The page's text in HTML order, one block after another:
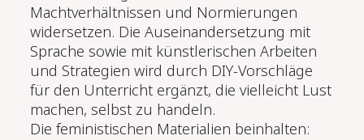
Machtverhältnissen und Normierungen
widersetzen. Die Auseinandersetzung mit
Sprache sowie mit künstlerischen Arbeiten
und Strategien wird durch DIY-Vorschläge
für den Unterricht ergänzt, die vielleicht Lust
machen, selbst zu handeln.
Die feministischen Materialien beinhalten: